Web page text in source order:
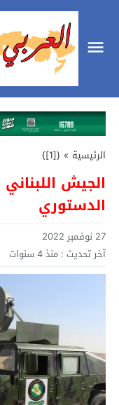
الرئيسية »
{[1]}
الجيش
الدستوري
27 نوفمبر 2022
آخر تحديث : منذ 4 سنوات